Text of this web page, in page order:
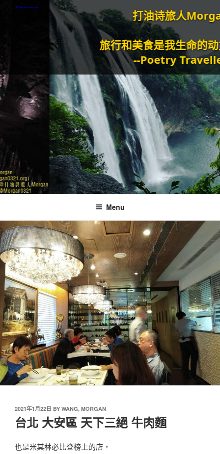
打油诗旅人Morgan
旅行和美食是我生命的动力泉
--Poetry Traveller
Menu
2021年1月22日 BY WANG, MORGAN
台北 大安區 天下三絕 牛肉麵
也是米其林必比登榜上的店，